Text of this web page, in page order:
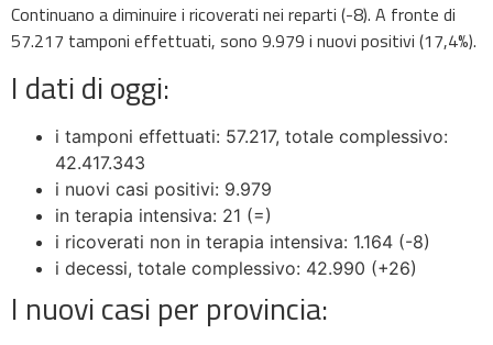
Continuano a diminuire i ricoverati nei reparti (-8). A fronte di
57.217 tamponi effettuati, sono 9.979 i nuovi positivi (17,4%).
I dati di oggi:
i tamponi effettuati: 57.217, totale complessivo:
42.417.343
i nuovi casi positivi: 9.979
in terapia intensiva: 21 (=)
i ricoverati non in terapia intensiva: 1.164 (-8)
i decessi, totale complessivo: 42.990 (+26)
I nuovi casi per provincia: